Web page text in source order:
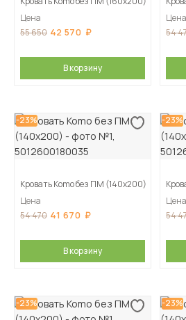
Цена
55 650 42 570
В корзину
Цена
54
-23%
Кровать Komo без ПМ (140х200)
Цена
54 470 41 670
В корзину
-23%
Цена
54
-23% -23%